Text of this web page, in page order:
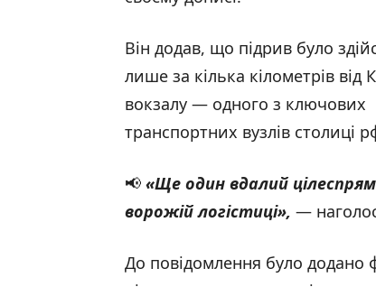
Він додав, що підрив було
лише за кілька кілометрів від
вокзалу — одного з ключових
транспортних вузлів столиці
📢 «Ще один вдалий
ворожій логістиці», —
До повідомлення було додано